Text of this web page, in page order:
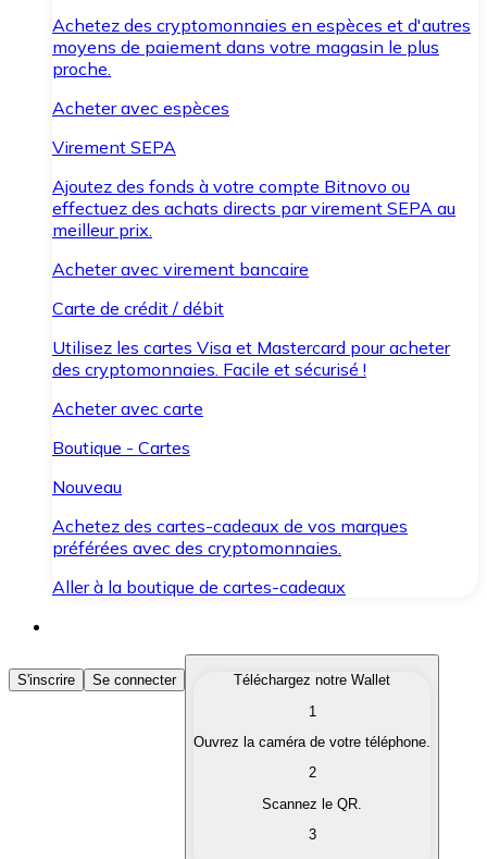
Achetez des cryptomonnaies en espèces et d'autres
moyens de paiement dans votre magasin le plus
proche.
Acheter avec espèces
Virement SEPA
Ajoutez des fonds à votre compte Bitnovo ou
effectuez des achats directs par virement SEPA au
meilleur prix.
Acheter avec virement bancaire
Carte de crédit / débit
Utilisez les cartes Visa et Mastercard pour acheter
des cryptomonnaies. Facile et sécurisé !
Acheter avec carte
Boutique - Cartes
Nouveau
Achetez des cartes-cadeaux de vos marques
préférées avec des cryptomonnaies.
Aller à la boutique de cartes-cadeaux
Acheter des Cryptomonnaies
Achetez les cryptomonnaies qui vous intéressent
Convertissez vos cryptomonnaies en monnaie
S'inscrire Se connecter
Téléchargez notre Wallet
1
Ouvrez la caméra de votre téléphone.
2
Scannez le QR.
3